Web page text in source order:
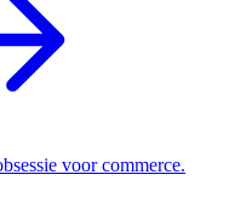
voor commerce.